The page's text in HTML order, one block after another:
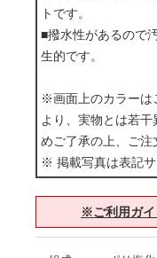
トです。
■撥水性があるので
生的です。
※画面上のカラーは
より、実物とは若
めご了承の上、ご注
※ 掲載写真は表記サ
※ご利用ガイ